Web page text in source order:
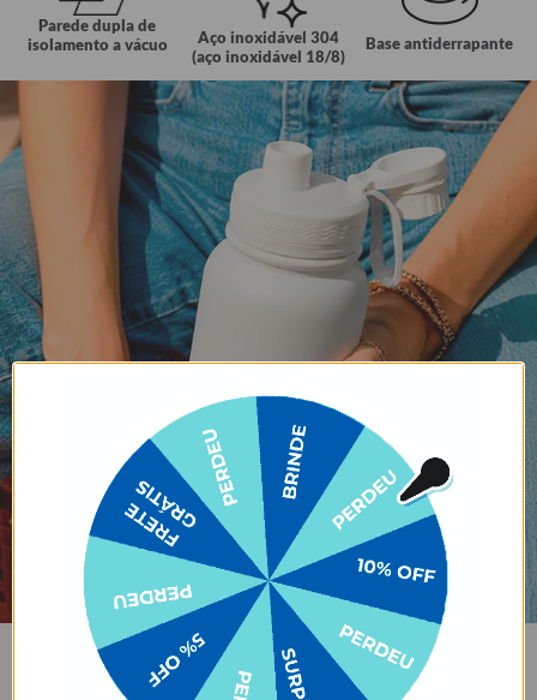
Parede dupla de
isolamento a vácuo
Aço inoxidável 304
(aço inoxidável 18/8)
Base antiderrapante